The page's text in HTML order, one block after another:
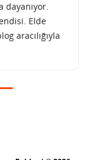
dayanıyor.
Elde
aracılığıyla